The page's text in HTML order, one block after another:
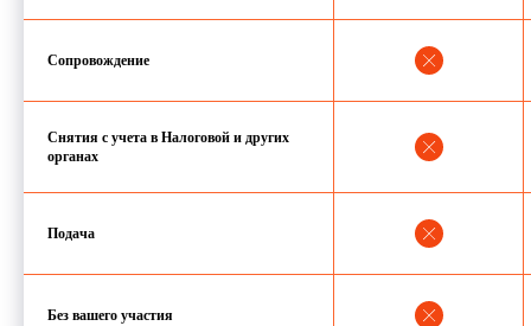
Сопровождение
Снятия с учета в Налоговой и других
органах
Подача
Без вашего участия